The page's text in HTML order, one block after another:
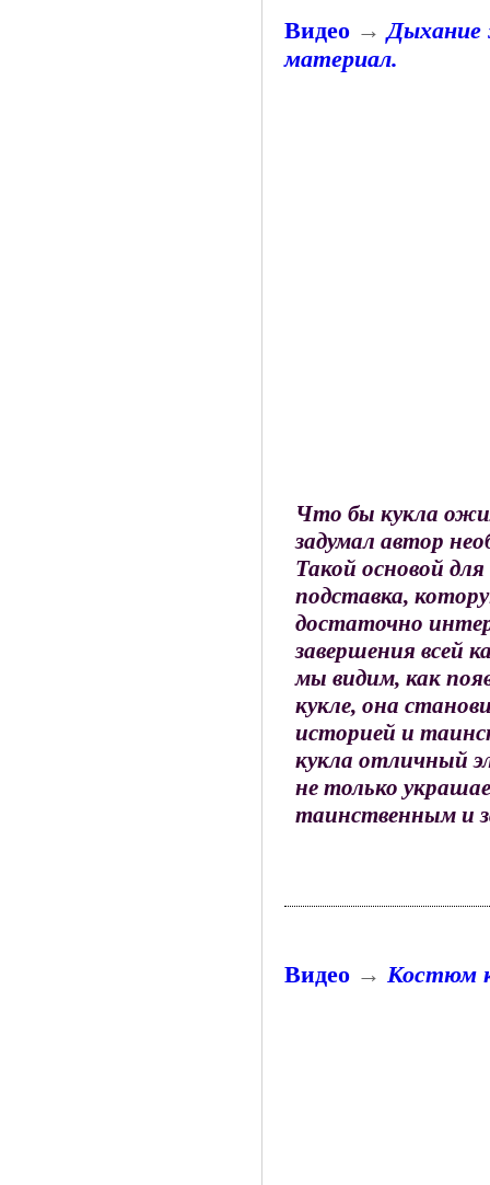
Видео → Дыхание
материал.
Что бы кукла
задумал автор
Такой основой
подставка,
достаточно
завершения всей
мы видим, как
кукле, она
историей и
кукла отличный
не только
таинственным и
Видео → Костюм